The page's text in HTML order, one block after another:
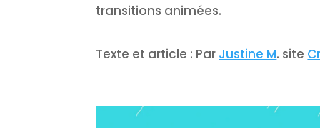
transitions animées.
Texte et article : Par Justine M. site